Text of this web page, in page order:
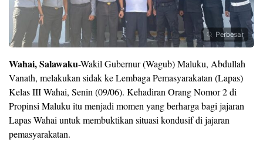
Perbesar
Wahai, Salawaku-Wakil Gubernur (Wagub) Maluku, Abdullah
Vanath, melakukan sidak ke Lembaga Pemasyarakatan (Lapas)
Kelas III Wahai, Senin (09/06). Kehadiran Orang Nomor 2 di
Propinsi Maluku itu menjadi momen yang berharga bagi jajaran
Lapas Wahai untuk membuktikan situasi kondusif di jajaran
pemasyarakatan.